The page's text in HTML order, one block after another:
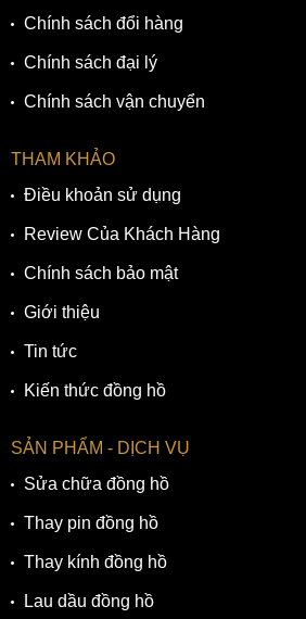
Chính sách đổi hàng
Chính sách đại lý
Chính sách vận chuyển
THAM KHẢO
Điều khoản sử dụng
Review Của Khách Hàng
Chính sách bảo mật
Giới thiệu
Tin tức
Kiến thức đồng hồ
SẢN PHẨM - DỊCH VỤ
Sửa chữa đồng hồ
Thay pin đồng hồ
Thay kính đồng hồ
Lau dầu đồng hồ